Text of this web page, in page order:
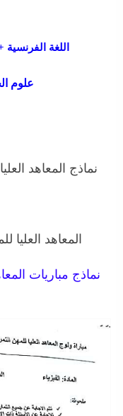
اللغة
علوم
نماذج المعاهد
المعاهد
نماذج مباريات